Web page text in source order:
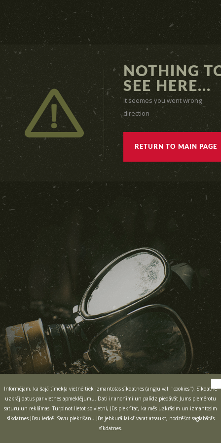
NOTHING
SEE HERE...
It seemes you went wrong
direction
RETURN TO MAIN PAGE
Informējam, ka šajā tīmekļa vietnē tiek izmantotas sīkdatnes (angļu val. "cookies"). Sīkdatne
uzkrāj datus par vietnes apmeklējumu. Dati ir anonīmi un palīdz piedāvāt Jums piemērotu
saturu un reklāmas. Turpinot lietot šo vietni, Jūs piekrītat, ka mēs uzkrāsim un izmantosim
sīkdatnes Jūsu ierīcē. Savu piekrišanu Jūs jebkurā laikā varat atsaukt, nodzēšot saglabātās
sīkdatnes.